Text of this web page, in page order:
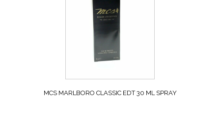
MCS MARLBORO CLASSIC EDT 30 ML SPRAY